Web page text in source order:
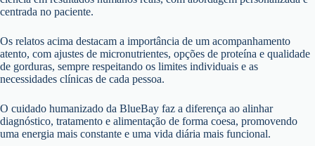
centrada no paciente.
Os relatos acima destacam a importância de um acompanhamento
atento, com ajustes de micronutrientes, opções de proteína e qualidade
de gorduras, sempre respeitando os limites individuais e as
necessidades clínicas de cada pessoa.
O cuidado humanizado da BlueBay faz a diferença ao alinhar
diagnóstico, tratamento e alimentação de forma coesa, promovendo
uma energia mais constante e uma vida diária mais funcional.